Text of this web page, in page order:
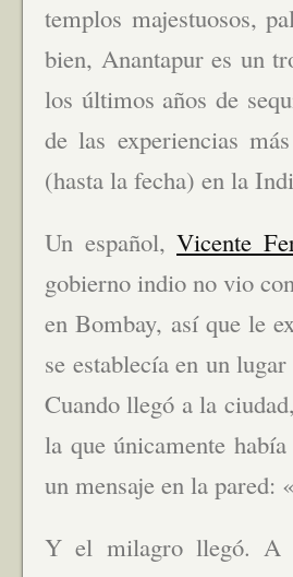
templos majestuosos,
bien, Anantapur es un
los últimos años de
de las experiencias
(hasta la fecha) en la
Un español, Vicente
gobierno indio no vio
en Bombay, así que le
se establecía en un
Cuando llegó a la
la que únicamente
un mensaje en la pared:
Y el milagro llegó.